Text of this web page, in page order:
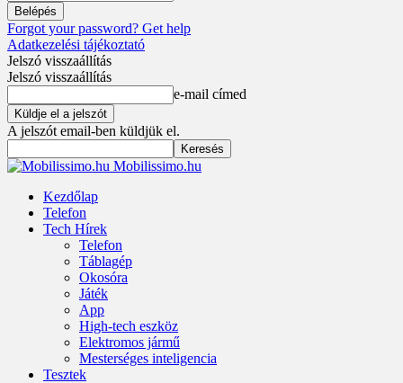
Forgot your password? Get help
Adatkezelési tájékoztató
Jelszó visszaállítás
Jelszó visszaállítás
e-mail címed
A jelszót email-ben küldjük el.
Mobilissimo.hu
Kezdőlap
Telefon
Tech Hírek
Telefon
Táblagép
Okosóra
Játék
App
High-tech eszköz
Elektromos jármű
Mesterséges inteligencia
Tesztek